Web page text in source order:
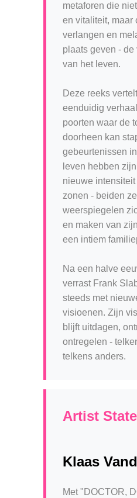
metaforen die
en vitaliteit, maar
verlangen en
plaats geven - de
van het leven.
Deze reeks
eenduidig
poorten waar de
doorheen kan
gebeurtenissen
leven hebben
nieuwe
zonen - beiden
weerspiegelen
en maken van
een intiem
Na een halve
verrast Frank
steeds met
visioenen. Zijn
blijft uitdagen,
ontregelen -
telkens anders.
Artist
Klaas
Met "DOCTOR,